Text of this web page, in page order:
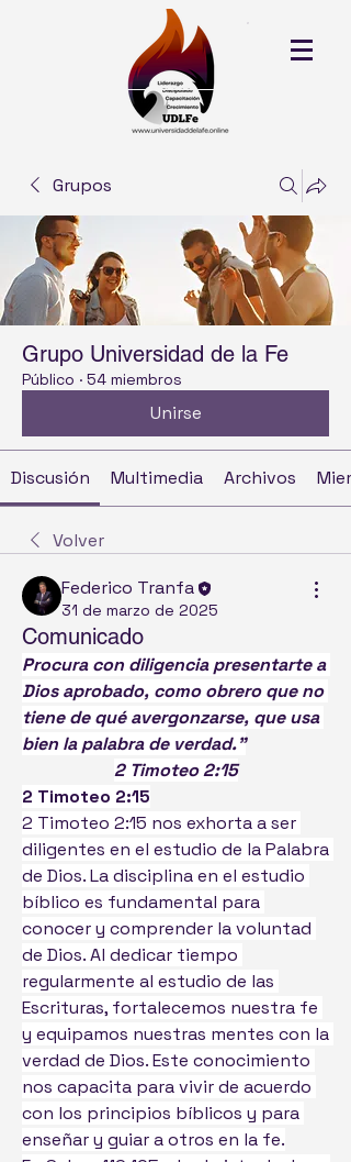
Grupos
Grupo Universidad de la Fe
Público · 54 miembros
Unirse
Discusión Multimedia Archivos
Volver
Federico Tranfa
31 de marzo de 2025
Comunicado
Procura con diligencia presentarte a
Dios aprobado, como obrero que no
tiene de qué avergonzarse, que usa
bien la palabra de verdad.”
2 Timoteo 2:15
2 Timoteo 2:15
2 Timoteo 2:15 nos exhorta a ser
diligentes en el estudio de la Palabra
de Dios. La disciplina en el estudio
bíblico es fundamental para
conocer y comprender la voluntad
de Dios. Al dedicar tiempo
regularmente al estudio de las
Escrituras, fortalecemos nuestra fe
y equipamos nuestras mentes con la
verdad de Dios. Este conocimiento
nos capacita para vivir de acuerdo
con los principios bíblicos y para
enseñar y guiar a otros en la fe.